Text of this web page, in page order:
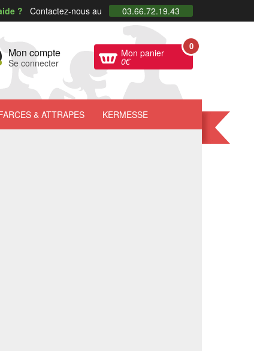
? Contactez-nous au 03.66.72.19.43
Mon compte
Se connecter
Mon panier
0€
0
& ATTRAPES KERMESSE